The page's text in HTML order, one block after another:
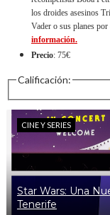
los droides asesinos
Vader o sus planes
información.
Precio: 75€
Calificación:
CINE Y SERIES
Star Wars: Una
Tenerife